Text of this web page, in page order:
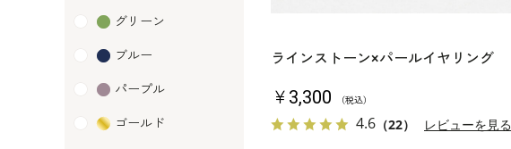
ラインストーン×パールイヤリング
￥3,300 （税込）
4.6 （22） レビューを見る
グリーン
ブルー
パープル
ゴールド